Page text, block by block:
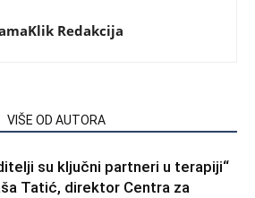
Redakcija
VIŠE OD AUTORA
su ključni partneri u terapiji“
Tatić, direktor Centra za